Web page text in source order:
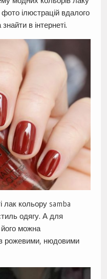
ілюстрацій вдалого
в інтернеті.
лак кольору samba
одягу. А для
можна
рожевими, нюдовими